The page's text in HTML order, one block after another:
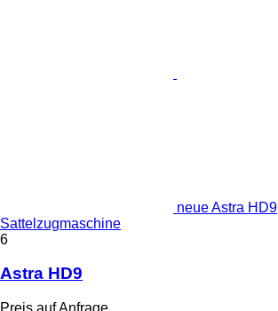
neue Astra HD9
Sattelzugmaschine
6
Astra HD9